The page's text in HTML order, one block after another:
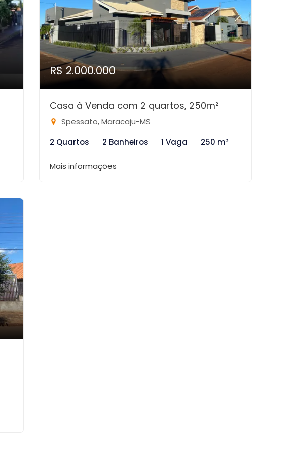
R$ 2.000.000
Casa à Venda com 2 quartos, 250m²
Spessato, Maracaju-MS
2 Quartos
2 Banheiros 1 Vaga 250 m²
Mais informações